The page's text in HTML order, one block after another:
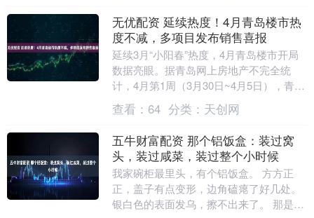
无优配资 延续热度！4月青岛楼市热
度不减，多项目发布销售喜报
延续3月“小阳春”热度，4月青岛楼市开局
数据亮眼。据青岛网上房地产不完全统
计，4月第1周（3月30日~4月5日），青岛
市全市新房（包括住宅、公寓、商业、办
公等）....
查看： 64 分类： 天创网
五牛财富配资 那个铝饭盒：装过窝
头，装过咸菜，装过整个小时候
我家碗柜最里头，有个铝饭盒。 方方正
正，盖子有点变形，边角磕瘪了好几处。
银白色的表面发乌，擦不出来了。 那是父